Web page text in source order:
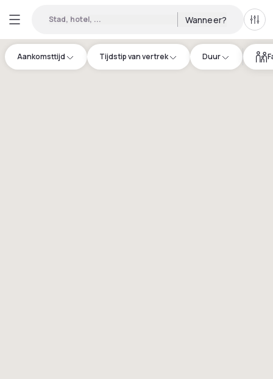
Stad, hotel, ... Wanneer?
Aankomsttijd Tijdstip van vertrek Duur